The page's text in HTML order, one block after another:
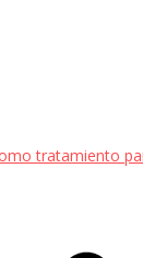
tratamiento